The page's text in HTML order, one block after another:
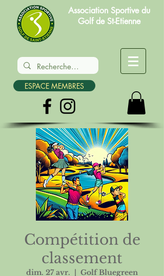
Association Sportive du
Golf de St-Etienne
ESPACE MEMBRES
Compétition de
classement
dim. 27 avr.
Golf Bluegreen